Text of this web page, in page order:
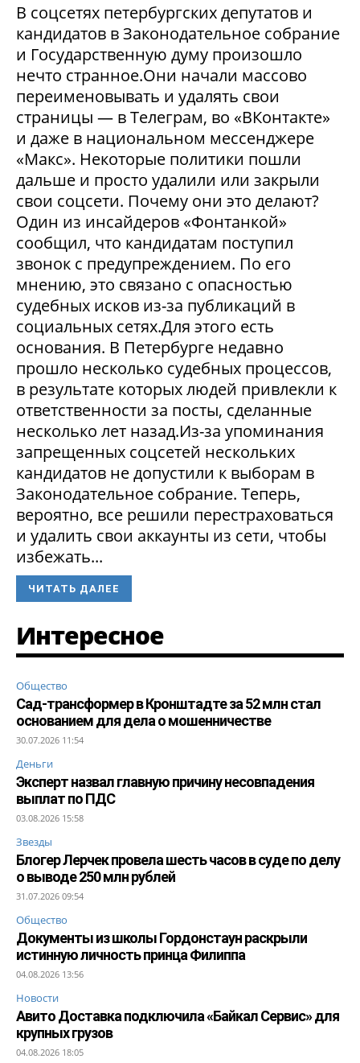
В соцсетях петербургских депутатов и
кандидатов в Законодательное собрание
и Государственную думу произошло
нечто странное.Они начали массово
переименовывать и удалять свои
страницы — в Телеграм, во «ВКонтакте»
и даже в национальном мессенджере
«Макс». Некоторые политики пошли
дальше и просто удалили или закрыли
свои соцсети. Почему они это делают?
Один из инсайдеров «Фонтанкой»
сообщил, что кандидатам поступил
звонок с предупреждением. По его
мнению, это связано с опасностью
судебных исков из-за публикаций в
социальных сетях.Для этого есть
основания. В Петербурге недавно
прошло несколько судебных процессов,
в результате которых людей привлекли к
ответственности за посты, сделанные
несколько лет назад.Из-за упоминания
запрещенных соцсетей нескольких
кандидатов не допустили к выборам в
Законодательное собрание. Теперь,
вероятно, все решили перестраховаться
и удалить свои аккаунты из сети, чтобы
избежать...
ЧИТАТЬ ДАЛЕЕ
Интересное
Общество
Сад-трансформер в Кронштадте за 52 млн стал
основанием для дела о мошенничестве
30.07.2026 11:54
Деньги
Эксперт назвал главную причину несовпадения
выплат по ПДС
03.08.2026 15:58
Звезды
Блогер Лерчек провела шесть часов в суде по делу
о выводе 250 млн рублей
31.07.2026 09:54
Общество
Документы из школы Гордонстаун раскрыли
истинную личность принца Филиппа
04.08.2026 13:56
Новости
Авито Доставка подключила «Байкал Сервис» для
крупных грузов
04.08.2026 18:05